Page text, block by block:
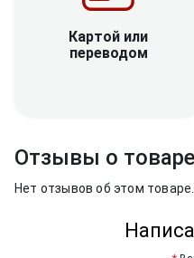
Картой или
переводом
Отзывы о товаре
Нет отзывов об этом товаре.